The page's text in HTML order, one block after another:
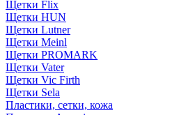
Щетки Flix
Щетки HUN
Щетки Lutner
Щетки Meinl
Щетки PROMARK
Щетки Vater
Щетки Vic Firth
Щетки Sela
Пластики, сетки, кожа